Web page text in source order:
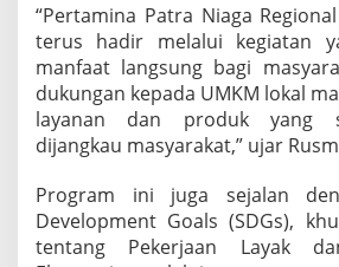
“Pertamina Patra Niaga
terus hadir melalui kegiatan
manfaat langsung bagi
dukungan kepada UMKM lokal
layanan dan produk yang
dijangkau masyarakat,” ujar
Program ini juga sejalan
Development Goals (SDGs),
tentang Pekerjaan Layak